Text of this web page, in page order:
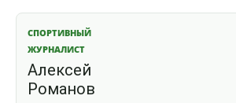
СПОРТИВНЫЙ
ЖУРНАЛИСТ
Алексей
Романов